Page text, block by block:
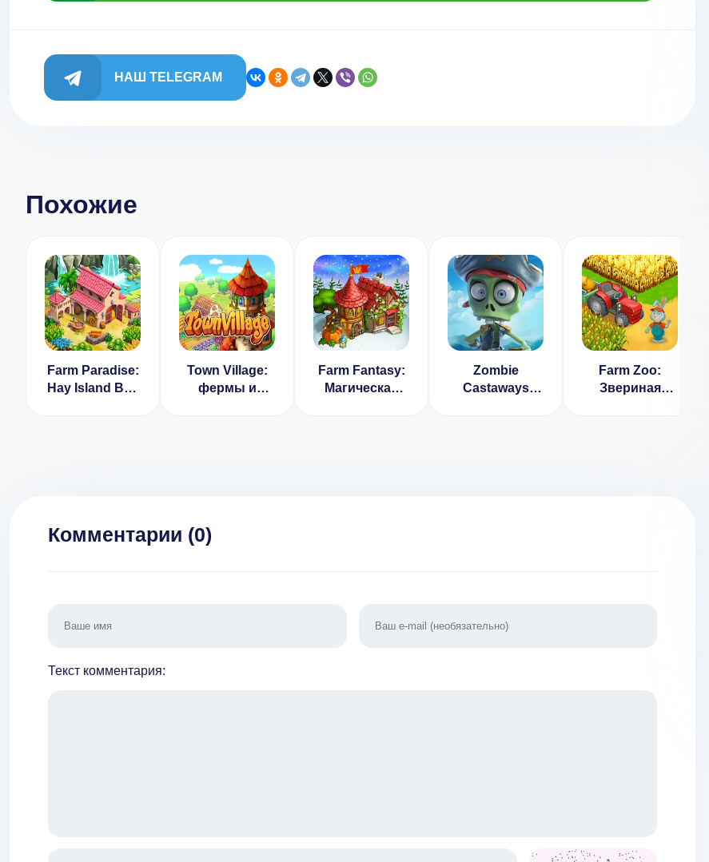
НАШ TELEGRAM
Похожие
Farm Paradise:
Hay Island Bay
Town Village:
фермы и
Farm Fantasy:
Магическая
Zombie
Castaways
Farm Zoo:
Звериная
Комментарии (0)
Текст комментария: